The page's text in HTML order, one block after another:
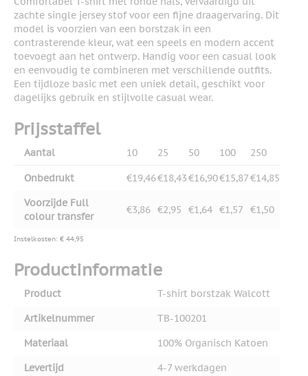
zachte single jersey stof voor een fijne draagervaring. Dit
model is voorzien van een borstzak in een
contrasterende kleur, wat een speels en modern accent
toevoegt aan het ontwerp. Handig voor een casual look
en eenvoudig te combineren met verschillende outfits.
Een tijdloze basic met een uniek detail, geschikt voor
dagelijks gebruik en stijlvolle casual wear.
Prijsstaffel
Aantal 10 25 50 100 250
Onbedrukt €19,46€18,43€16,90€15,87€14,85
Voorzijde Full
colour transfer
€3,86 €2,95 €1,64 €1,57 €1,50
Instelkosten: € 44,95
Productinformatie
Product
T-shirt borstzak Walcott
Artikelnummer
TB-100201
Materiaal
100% Organisch Katoen
Levertijd
4-7 werkdagen